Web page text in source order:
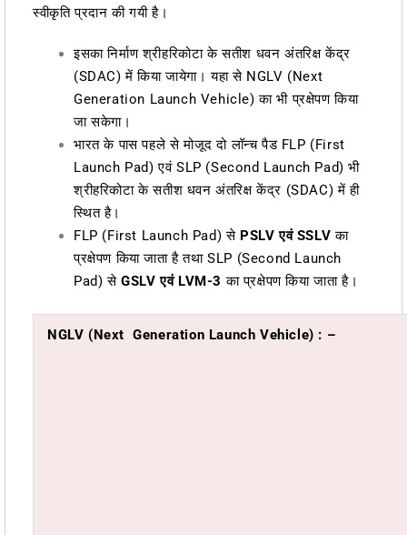
स्वीकृति प्रदान की गयी है।
इसका निर्माण श्रीहरिकोटा के सतीश धवन अंतरिक्ष केंद्र
(SDAC) में किया जायेगा। यहा से NGLV (Next
Generation Launch Vehicle) का भी प्रक्षेपण किया
जा सकेगा।
भारत के पास पहले से मोजूद दो लॉन्च पैड FLP (First
Launch Pad) एवं SLP (Second Launch Pad) भी
श्रीहरिकोटा के सतीश धवन अंतरिक्ष केंद्र (SDAC) में ही
स्थित है।
FLP (First Launch Pad) से PSLV एवं SSLV का
प्रक्षेपण किया जाता है तथा SLP (Second Launch
Pad) सेGSLV एवं LVM-3 का प्रक्षेपण किया जाता है।
NGLV (Next Generation Launch Vehicle) : –